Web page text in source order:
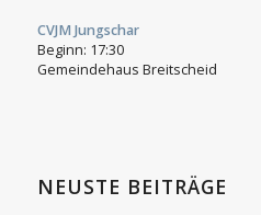
CVJM Jungschar
Beginn: 17:30
Gemeindehaus Breitscheid
NEUSTE BEITRÄGE